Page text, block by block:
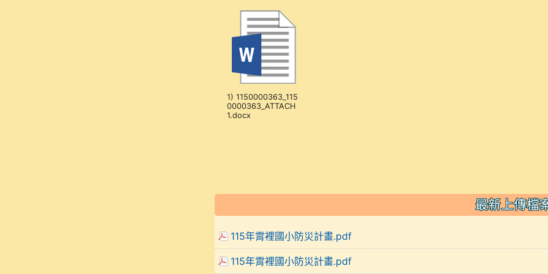
1) 1150000363_115
0000363_ATTACH
1.docx
最新上傳檔
115年霄裡國小防災計畫.pdf
115年霄裡國小防災計畫.pdf